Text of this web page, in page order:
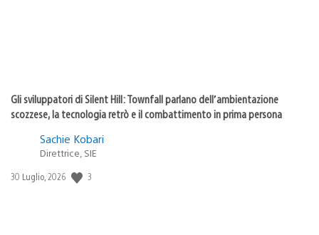
Gli sviluppatori di Silent Hill: Townfall parlano dell’ambientazione
scozzese, la tecnologia retrò e il combattimento in prima persona
Sachie Kobari
Direttrice, SIE
Data
30 Luglio, 2026 3